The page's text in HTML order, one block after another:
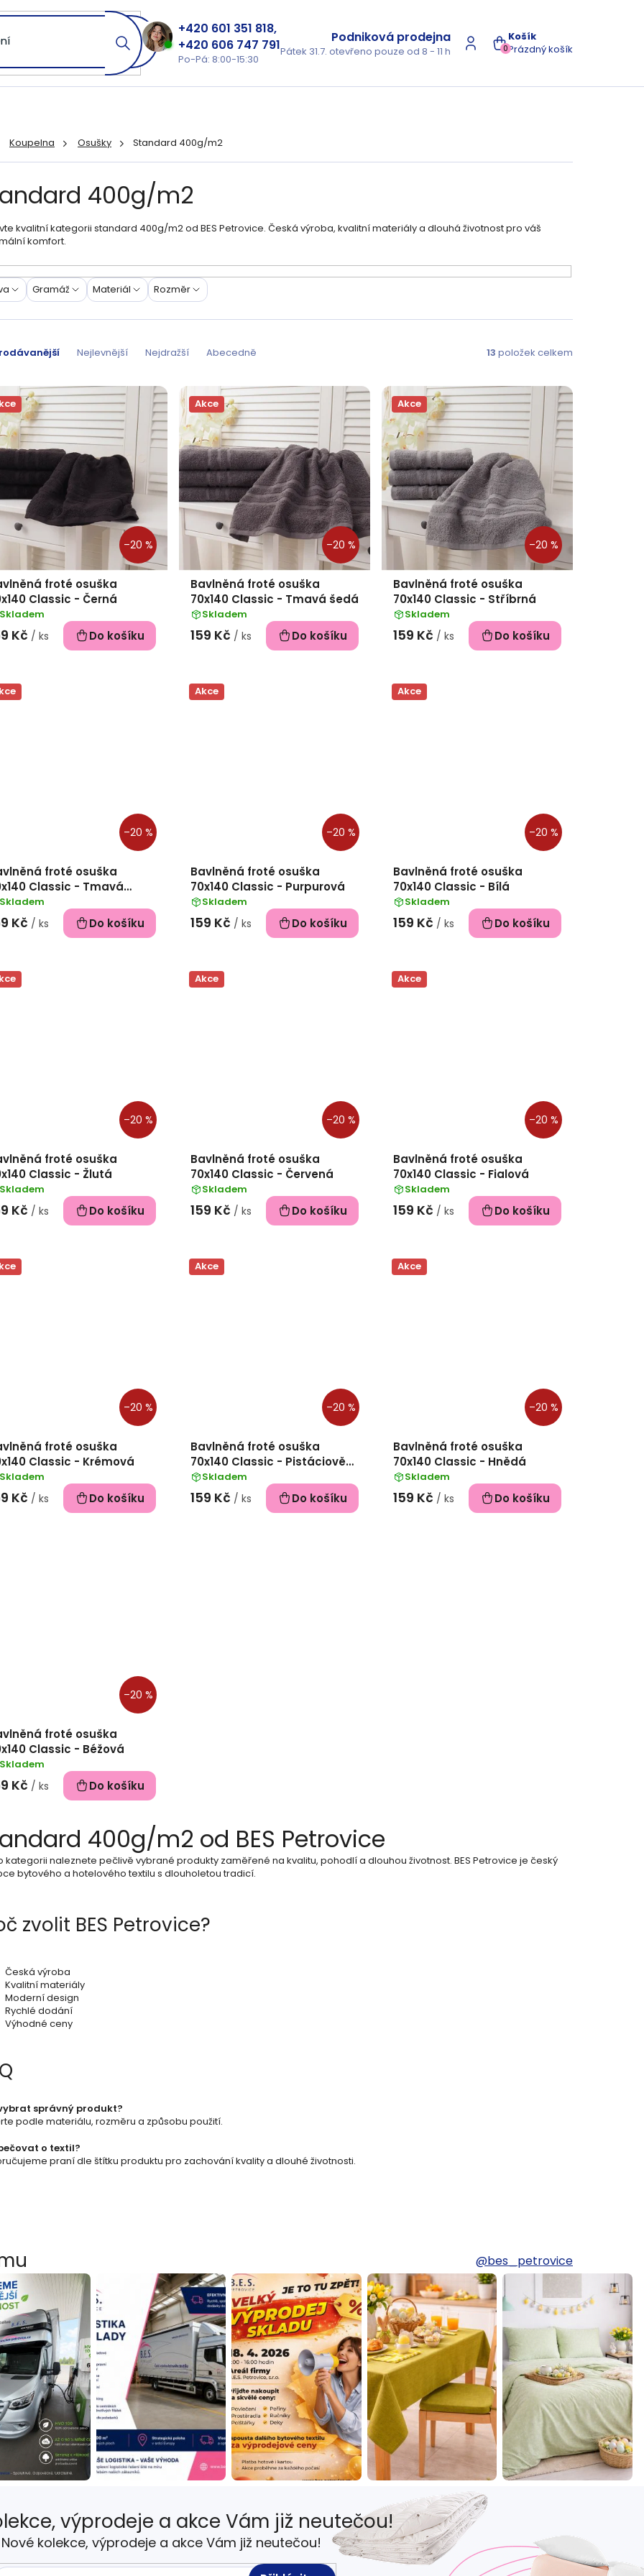
NÁKUPNÍ
Prázdný košík
0
601 351 818
606 747 791
Po-Pá: 8:00-15:30
Podniková prodejna
Pátek 31.7. otevřeno pouze od 8 - 11 h
Koupelna Osušky Standard 400g/m2
400g/m2
kvalitní kategorii standard 400g/m2 od BES Petrovice. Česká výroba, kvalitní materiály a dlouhá životnost pro váš
komfort.
Nejlevnější Nejdražší Abecedně 13 položek celkem
Gramáž Materiál Rozměr
–20 %
froté osuška
Classic - Černá
Skladem
Kč / ks Do košíku
Akce
–20 %
Bavlněná froté osuška
70x140 Classic - Tmavá šedá
Skladem
159 Kč / ks Do košíku
Akce
–20 %
Bavlněná froté osuška
70x140 Classic - Stříbrná
Skladem
159 Kč / ks Do košíku
–20 %
froté osuška
Classic - Tmavá
Skladem
Kč / ks Do košíku
Akce
–20 %
Bavlněná froté osuška
70x140 Classic - Purpurová
Skladem
159 Kč / ks Do košíku
Akce
–20 %
Bavlněná froté osuška
70x140 Classic - Bílá
Skladem
159 Kč / ks Do košíku
–20 %
froté osuška
Classic - Žlutá
Skladem
Kč / ks Do košíku
Akce
–20 %
Bavlněná froté osuška
70x140 Classic - Červená
Skladem
159 Kč / ks Do košíku
Akce
–20 %
Bavlněná froté osuška
70x140 Classic - Fialová
Skladem
159 Kč / ks Do košíku
–20 %
froté osuška
Classic - Krémová
Skladem
Kč / ks Do košíku
Akce
–20 %
Bavlněná froté osuška
70x140 Classic - Pistáciově
zelená
Skladem
159 Kč / ks Do košíku
Akce
–20 %
Bavlněná froté osuška
70x140 Classic - Hnědá
Skladem
159 Kč / ks Do košíku
–20 %
froté osuška
Classic - Béžová
Skladem
Kč / ks Do košíku
v
u
400g/m2 od BES Petrovice
kategorii naleznete pečlivě vybrané produkty zaměřené na kvalitu, pohodlí a dlouhou životnost. BES Petrovice je český
bytového a hotelového textilu s dlouholetou tradicí.
zvolit BES Petrovice?
Česká výroba
Kvalitní materiály
Moderní design
Rychlé dodání
Výhodné ceny
správný produkt?
podle materiálu, rozměru a způsobu použití.
o textil?
praní dle štítku produktu pro zachování kvality a dlouhé životnosti.
@bes_petrovice
výprodeje a akce Vám již neutečou!
Nové kolekce, výprodeje a akce Vám již neutečou!